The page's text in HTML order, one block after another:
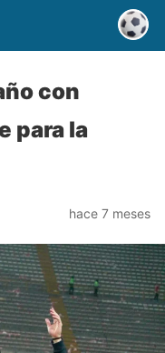
con
para la
hace 7 meses